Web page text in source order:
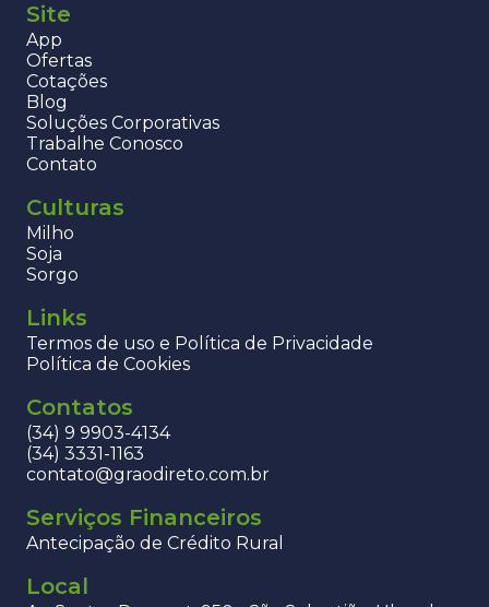
Site
App
Ofertas
Cotações
Blog
Soluções Corporativas
Trabalhe Conosco
Contato
Culturas
Milho
Soja
Sorgo
Links
Termos de uso e Política de Privacidade
Política de Cookies
Contatos
(34) 9 9903-4134
(34) 3331-1163
contato@graodireto.com.br
Serviços Financeiros
Antecipação de Crédito Rural
Local